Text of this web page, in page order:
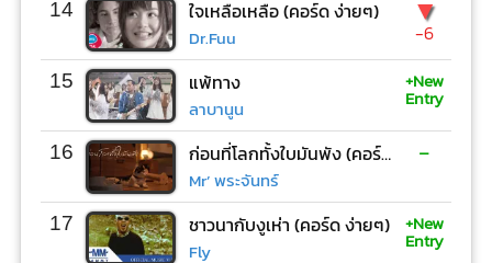
14 ใจเหลือเหลือ (คอร์ด ง่ายๆ)
Dr.Fuu
▼
-6
15 แพ้ทาง
ลาบานูน
+New
Entry
16 ก่อนที่โลกทั้งใบมันพัง (คอร์ด ง่ายๆ)
Mr’ พระจันทร์
-
17 ชาวนากับงูเห่า (คอร์ด ง่ายๆ)
Fly
+New
Entry